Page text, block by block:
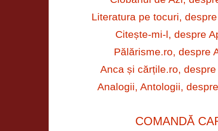
Literatura pe tocuri,
Citește-mi-l, despre
Pălărisme.ro, despre
Anca și cărțile.ro,
Analogii, Antologii,
COMANDĂ